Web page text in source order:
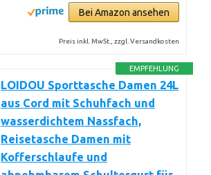
Bei Amazon ansehen
Preis inkl. MwSt., zzgl. Versandkosten
EMPFEHLUNG
LOIDOU Sporttasche Damen 24L
aus Cord mit Schuhfach und
wasserdichtem Nassfach,
Reisetasche Damen mit
Kofferschlaufe und